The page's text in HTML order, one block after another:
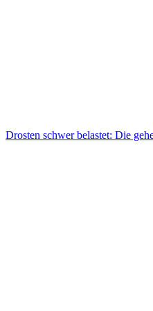
Drosten schwer belastet: Die